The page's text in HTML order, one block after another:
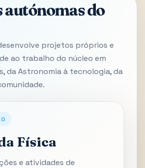
autónomas do
projetos próprios e
ao trabalho do núcleo em
da Astronomia à tecnologia, da
Física
e atividades de